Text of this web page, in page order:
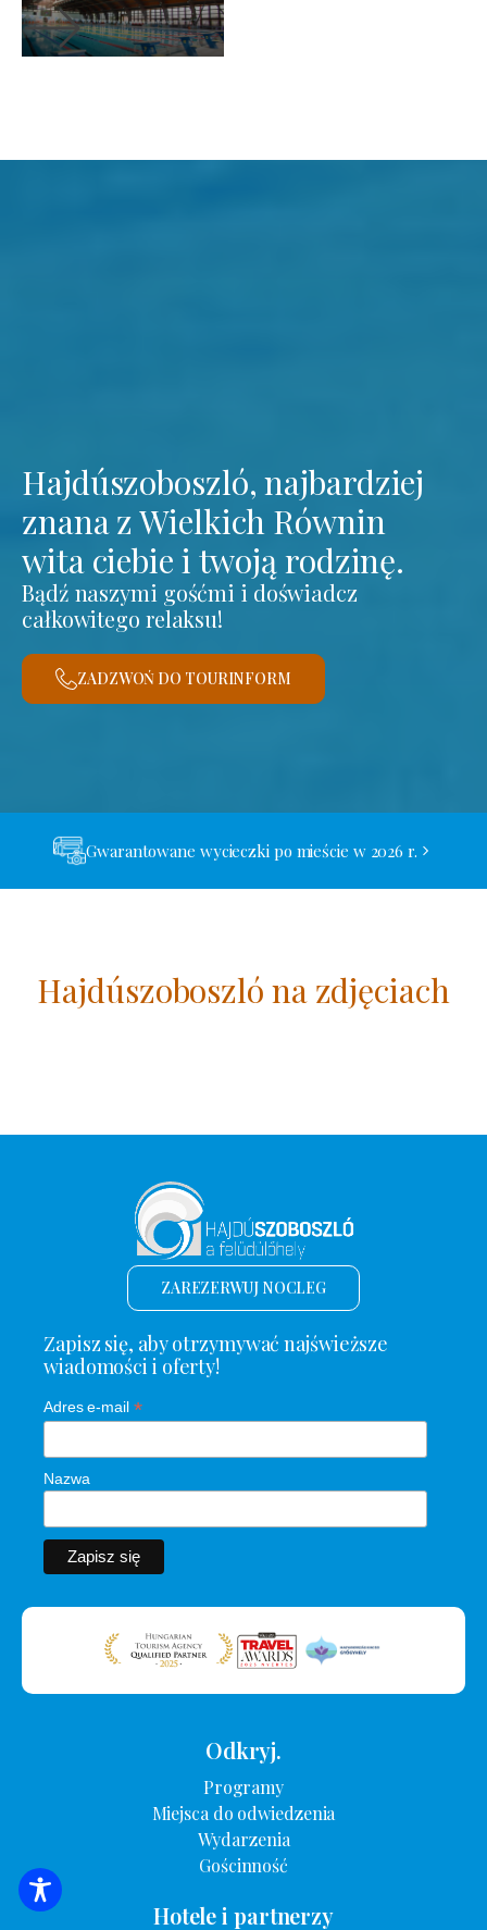
Hajdúszoboszló, najbardziej
znana z Wielkich Równin
wita ciebie i twoją rodzinę.
Bądź naszymi gośćmi i doświadcz
całkowitego relaksu!
ZADZWOŃ DO TOURINFORM
Gwarantowane wycieczki po mieście w 2026 r.
Hajdúszoboszló na zdjęciach
ZAREZERWUJ NOCLEG
Zapisz się, aby otrzymywać najświeższe
wiadomości i oferty!
Adres e-mail *
Nazwa
Odkryj.
Programy
Miejsca do odwiedzenia
Wydarzenia
Gościnność
Hotele i partnerzy